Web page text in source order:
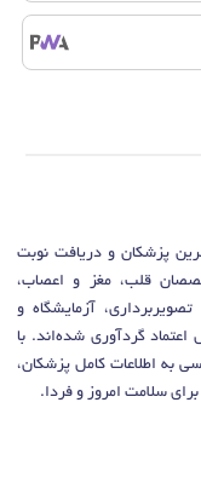
پزشکان و دریافت نوبت
قلب، مغز و اعصاب،
آزمایشگاه و
گردآوری شده‌اند. با
به اطلاعات کامل پزشکان،
سلامت امروز و فردا.